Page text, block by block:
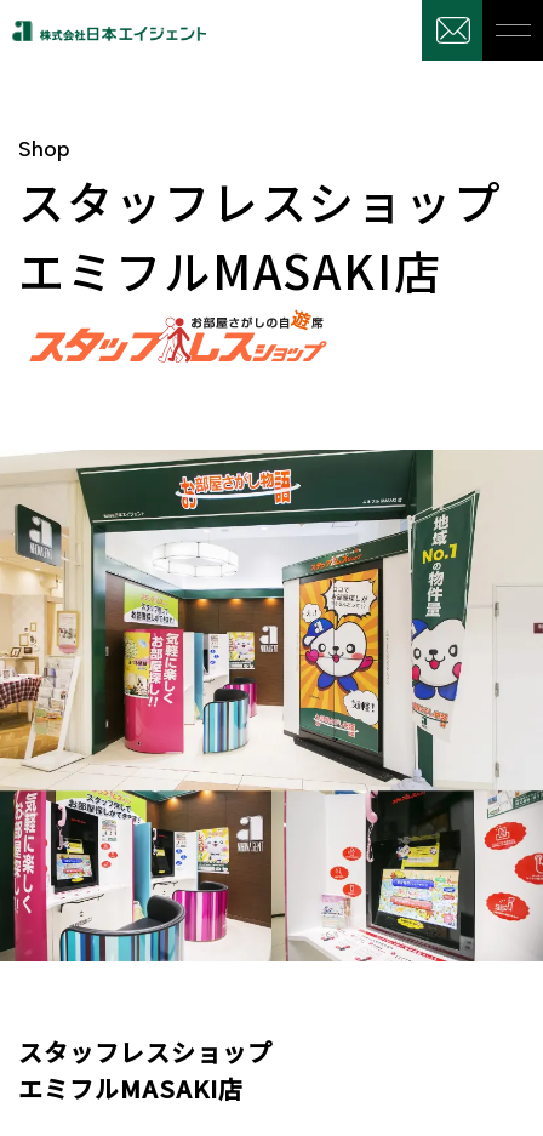
Shop
スタッフレスショップ
エミフルMASAKI店
スタッフレスショップ
エミフルMASAKI店